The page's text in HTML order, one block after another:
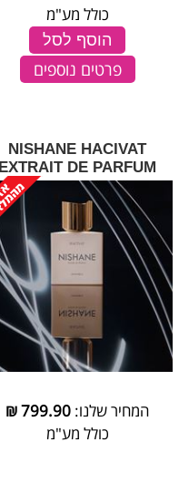
כולל מע"מ
הוסף לסל
פרטים נוספים
NISHANE HACIVAT
EXTRAIT DE PARFUM
המחיר שלנו: 799.90
₪
כולל מע"מ